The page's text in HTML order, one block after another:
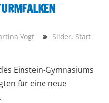
Vogt Slider, Start
Einstein-Gymnasiums
für eine neue